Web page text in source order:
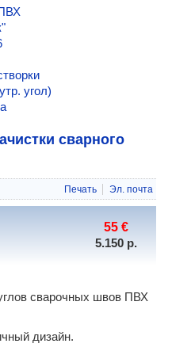
с нижней подачей
гол.
угол)
сварного
Печать Эл. почта
55 €
5.150 р.
сварочных швов ПВХ
дизайн.